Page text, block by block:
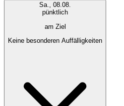
Sa., 08.08.
pünktlich
am Ziel
Keine besonderen Auffälligkeiten